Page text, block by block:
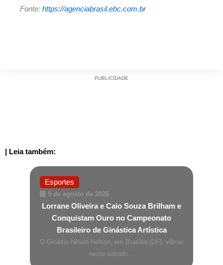
Fonte: https://agenciabrasil.ebc.com.br
PUBLICIDADE
| Leia também:
Esportes
9 de agosto de 2026
Lorrane Oliveira e Caio Souza Brilham e
Conquistam Ouro no Campeonato
Brasileiro de Ginástica Artística
O Ginásio Nilson Nelson, em Brasília (DF), vibrou
neste sábado...